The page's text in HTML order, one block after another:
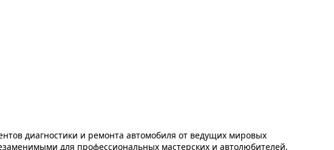
диагностики и ремонта автомобиля от ведущих мировых
для профессиональных мастерских и автолюбителей.